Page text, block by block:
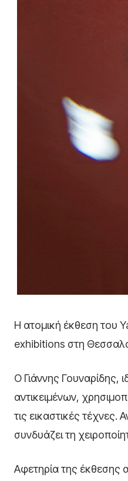
Η ατομική έκθεση του
exhibitions στη
Ο Γιάννης Γουναρίδης,
αντικειμένων,
τις εικαστικές
συνδυάζει τη
Αφετηρία της έκθεσης